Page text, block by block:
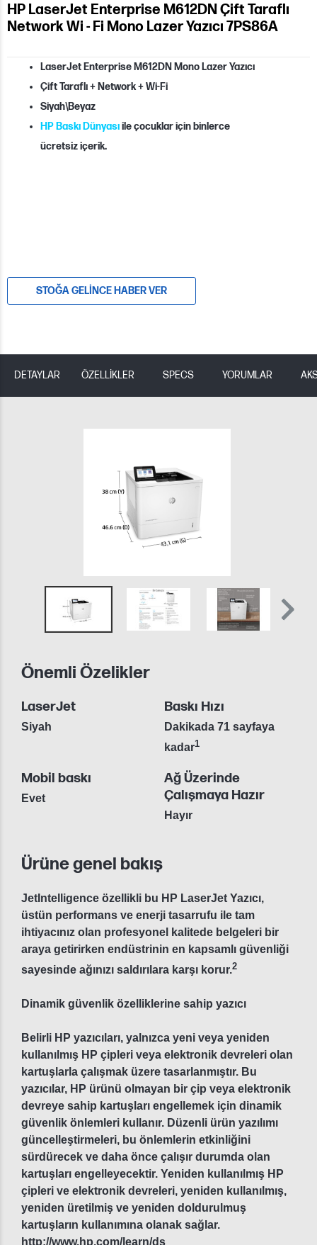
HP LaserJet Enterprise M612DN Çift Taraflı
Network Wi - Fi Mono Lazer Yazıcı 7PS86A
LaserJet Enterprise M612DN Mono Lazer Yazıcı
Çift Taraflı + Network + Wi-Fi
Siyah\Beyaz
HP Baskı Dünyasıile çocuklar için binlerce
ücretsiz içerik.
STOĞA GELINCE HABER VER
DETAYLAR ÖZELLİKLER SPECS YORUMLAR
Önemli Özelikler
LaserJet
Siyah
Baskı Hızı
Dakikada 71 sayfaya
kadar1
Mobil baskı
Evet
Ağ Üzerinde
Çalışmaya Hazır
Hayır
Ürüne genel bakış
JetIntelligence özellikli bu HP LaserJet Yazıcı,
üstün performans ve enerji tasarrufu ile tam
ihtiyacınız olan profesyonel kalitede belgeleri bir
araya getirirken endüstrinin en kapsamlı güvenliği
sayesinde ağınızı saldırılara karşı korur.2
Dinamik güvenlik özelliklerine sahip yazıcı
Belirli HP yazıcıları, yalnızca yeni veya yeniden
kullanılmış HP çipleri veya elektronik devreleri olan
kartuşlarla çalışmak üzere tasarlanmıştır. Bu
yazıcılar, HP ürünü olmayan bir çip veya elektronik
devreye sahip kartuşları engellemek için dinamik
güvenlik önlemleri kullanır. Düzenli ürün yazılımı
güncelleştirmeleri, bu önlemlerin etkinliğini
sürdürecek ve daha önce çalışır durumda olan
kartuşları engelleyecektir. Yeniden kullanılmış HP
çipleri ve elektronik devreleri, yeniden kullanılmış,
yeniden üretilmiş ve yeniden doldurulmuş
kartuşların kullanımına olanak sağlar.
http://www.hp.com/learn/ds